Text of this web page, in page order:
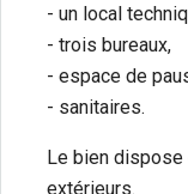
- un local
- trois bureaux,
- espace de
- sanitaires.
Le bien
extérieurs.